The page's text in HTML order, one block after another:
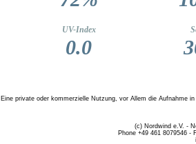
Eine private oder kommerzielle Nutzung, vor Allem die Aufnahme
(c) Nordwind e.V. -
Phone +49 461 8079546 -